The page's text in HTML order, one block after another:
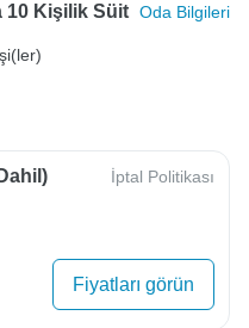
10 Kişilik Süit Oda Bilgileri
İptal Politikası
Fiyatları görün